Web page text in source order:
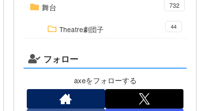
舞台 732
Theatre劇団子 44
フォロー
axeをフォローする